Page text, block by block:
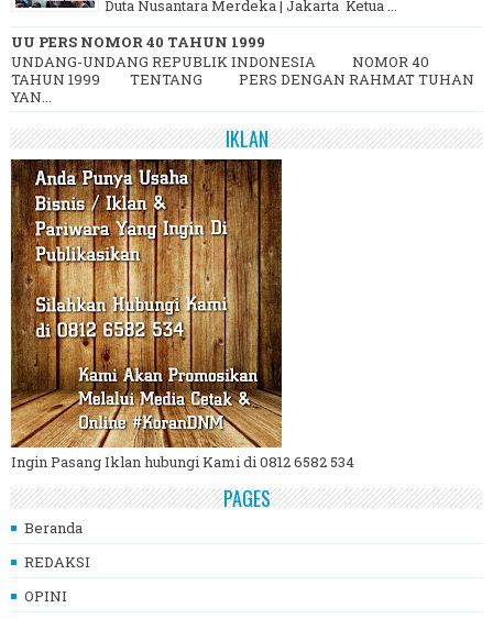
Duta Nusantara Merdeka | Jakarta Ketua ...
UU PERS NOMOR 40 TAHUN 1999
UNDANG-UNDANG REPUBLIK INDONESIA NOMOR 40
TAHUN 1999 TENTANG PERS DENGAN RAHMAT TUHAN
YAN...
IKLAN
Ingin Pasang Iklan hubungi Kami di 0812 6582 534
PAGES
Beranda
REDAKSI
OPINI